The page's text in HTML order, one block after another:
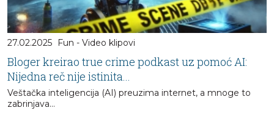
27.02.2025 Fun - Video klipovi
Bloger kreirao true crime podkast uz pomoć AI:
Nijedna reč nije istinita...
Veštačka inteligencija (AI) preuzima internet, a mnoge to
zabrinjava…